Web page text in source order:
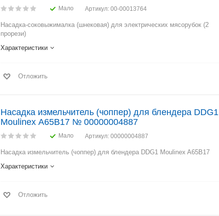
Мало Артикул: 00-00013764
Насадка-соковыжималка (шнековая) для электрических мясорубок (2
прорези)
Характеристики
Отложить
Hасадка измельчитель (чоппер) для блендера DDG1
Moulinex A65B17 № 00000004887
Мало Артикул: 00000004887
Hасадка измельчитель (чоппер) для блендера DDG1 Moulinex A65B17
Характеристики
Отложить